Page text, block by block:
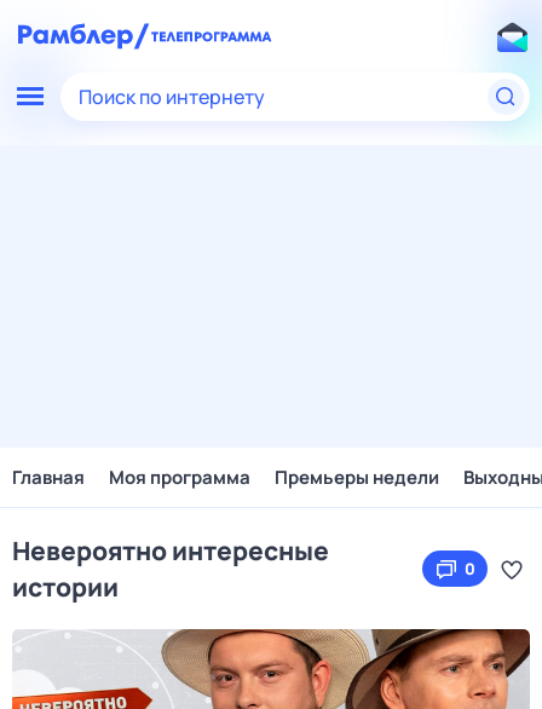
Поиск по интернету
Главная Моя программа Премьеры недели
Невероятно интересные
истории
0